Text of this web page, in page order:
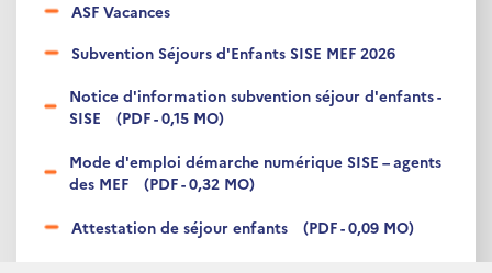
ASF Vacances
Subvention Séjours d'Enfants SISE MEF 2026
Notice d'information subvention séjour d'enfants -
SISE
(PDF - 0,15 MO)
Mode d'emploi démarche numérique SISE – agents
des MEF
(PDF - 0,32 MO)
Attestation de séjour enfants (PDF - 0,09 MO)